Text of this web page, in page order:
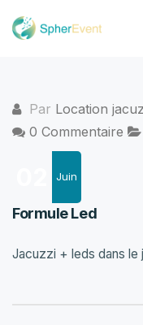
Par Location
0 Commentaire
Juin
Formule Led
Jacuzzi + leds dans le